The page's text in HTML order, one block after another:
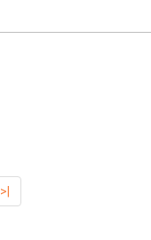
>|